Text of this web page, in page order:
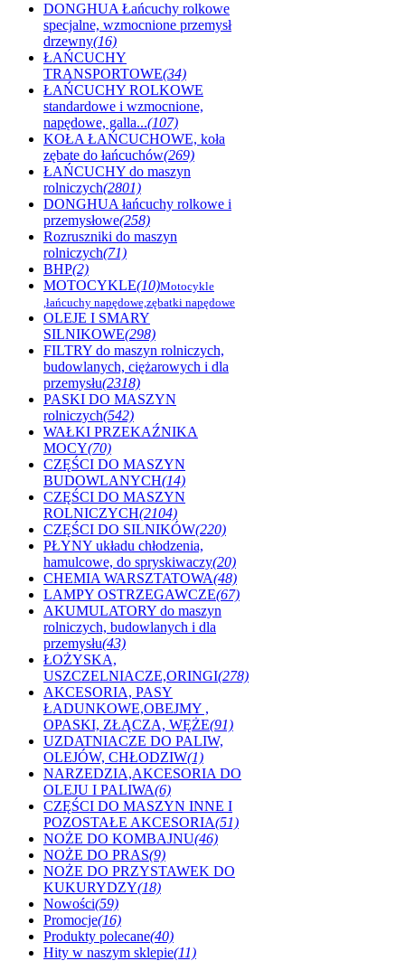
DONGHUA Łańcuchy rolkowe
specjalne, wzmocnione przemysł
drzewny(16)
ŁAŃCUCHY
TRANSPORTOWE(34)
ŁAŃCUCHY ROLKOWE
standardowe i wzmocnione,
napędowe, galla...(107)
KOŁA ŁAŃCUCHOWE, koła
zębate do łańcuchów(269)
ŁAŃCUCHY do maszyn
rolniczych(2801)
DONGHUA łańcuchy rolkowe i
przemysłowe(258)
Rozruszniki do maszyn
rolniczych(71)
BHP(2)
MOTOCYKLE(10)Motocykle
,łańcuchy napędowe,zębatki napędowe
OLEJE I SMARY
SILNIKOWE(298)
FILTRY do maszyn rolniczych,
budowlanych, ciężarowych i dla
przemysłu(2318)
PASKI DO MASZYN
rolniczych(542)
WAŁKI PRZEKAŹNIKA
MOCY(70)
CZĘŚCI DO MASZYN
BUDOWLANYCH(14)
CZĘŚCI DO MASZYN
ROLNICZYCH(2104)
CZĘŚCI DO SILNIKÓW(220)
PŁYNY układu chłodzenia,
hamulcowe, do spryskiwaczy(20)
CHEMIA WARSZTATOWA(48)
LAMPY OSTRZEGAWCZE(67)
AKUMULATORY do maszyn
rolniczych, budowlanych i dla
przemysłu(43)
ŁOŻYSKA,
USZCZELNIACZE,ORINGI(278)
AKCESORIA, PASY
ŁADUNKOWE,OBEJMY ,
OPASKI, ZŁĄCZA, WĘŻE(91)
UZDATNIACZE DO PALIW,
OLEJÓW, CHŁODZIW(1)
NARZEDZIA,AKCESORIA DO
OLEJU I PALIWA(6)
CZĘŚCI DO MASZYN INNE I
POZOSTAŁE AKCESORIA(51)
NOŻE DO KOMBAJNU(46)
NOŻE DO PRAS(9)
NOŻE DO PRZYSTAWEK DO
KUKURYDZY(18)
Nowości(59)
Promocje(16)
Produkty polecane(40)
Hity w naszym sklepie(11)